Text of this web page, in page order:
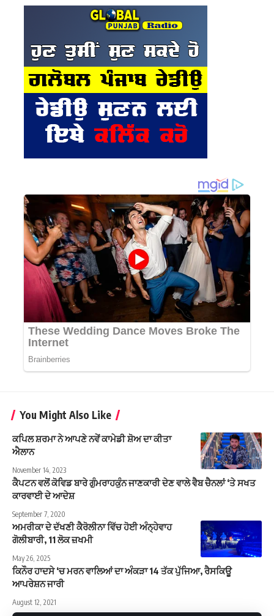
You Might Also Like
ਕਪਿਲ ਸ਼ਰਮਾ ਨੇ ਆਪਣੇ ਨਵੇਂ ਕਾਮੇਡੀ ਸ਼ੋਅ ਦਾ ਕੀਤਾ
ਐਲਾਨ
November 14, 2023
ਕੈਪਟਨ ਵਲੋਂ ਕੋਵਿਡ ਬਾਰੇ ਗੁੰਮਰਾਹਕੁੰਨ ਜਾਣਕਾਰੀ ਦੇਣ ਵਾਲੇ ਵੈਬ ਚੈਨਲਾਂ ‘ਤੇ ਸਖਤ
ਕਾਰਵਾਈ ਦੇ ਆਦੇਸ਼
September 7, 2020
ਅਮਰੀਕਾ ਦੇ ਦੱਖਣੀ ਕੈਰੋਲੀਨਾ ਵਿੱਚ ਹੋਈ ਅੰਨ੍ਹੇਵਾਹ
ਗੋਲੀਬਾਰੀ, 11 ਲੋਕ ਜ਼ਖਮੀ
May 26, 2025
ਕਿਨੌਰ ਹਾਦਸੇ ‘ਚ ਮਰਨ ਵਾਲਿਆਂ ਦਾ ਅੰਕੜਾ 14 ਤੱਕ ਪੁੱਜਿਆ, ਰੈਸਕਿਊ
ਆਪਰੇਸ਼ਨ ਜਾਰੀ
August 12, 2021